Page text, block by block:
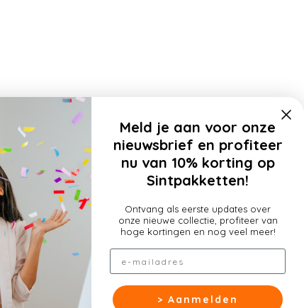
om het verkeer op onze website te analyseren en om
te klikken, ga je akkoord met het gebruik van alle cookies.
Meld je aan voor onze
nieuwsbrief en profiteer
nu van 10% korting op
Sintpakketten!
Ontvang als eerste updates over
onze nieuwe collectie, profiteer van
hoge kortingen en nog veel meer!
Email
> Aanmelden